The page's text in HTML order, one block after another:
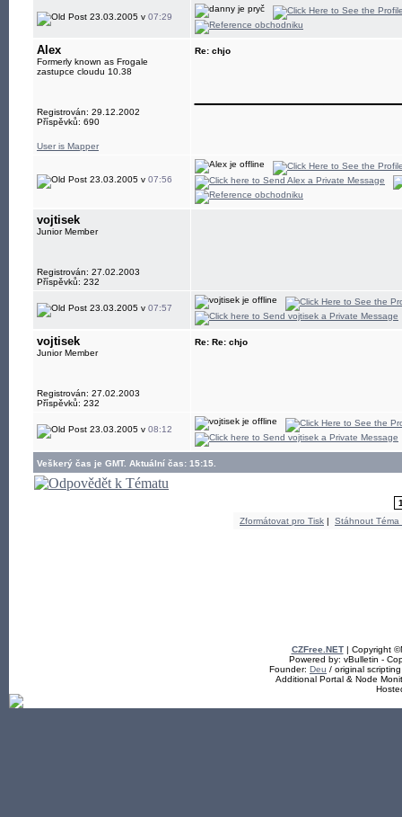
23.03.2005 v 07:29
Alex
Formerly known as Frogale
zastupce cloudu 10.38
Registrován: 29.12.2002
Příspěvků: 690
User is Mapper
Re: chjo
23.03.2005 v 07:56
vojtisek
Junior Member
Registrován: 27.02.2003
Příspěvků: 232
23.03.2005 v 07:57
vojtisek
Junior Member
Registrován: 27.02.2003
Příspěvků: 232
Re: Re: chjo
23.03.2005 v 08:12
Veškerý čas je GMT. Aktuální čas: 15:15.
Zformátovat pro Tisk | Stáhnout Téma
CZFree.NET| Copyright
Powered by: vBulletin -
Founder: Deu / original
Additional Portal & Node